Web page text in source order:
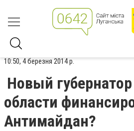
10:50, 4 березня 2014 р.
Новый
области
Антимайдан?